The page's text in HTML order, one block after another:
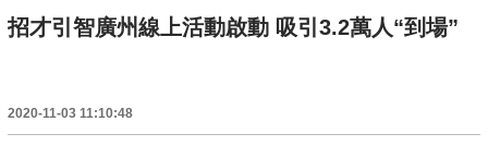
招才引智廣州線上活動啟動 吸引3.2萬人“到場”
2020-11-03 11:10:48